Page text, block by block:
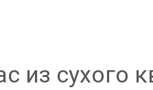
из сухого